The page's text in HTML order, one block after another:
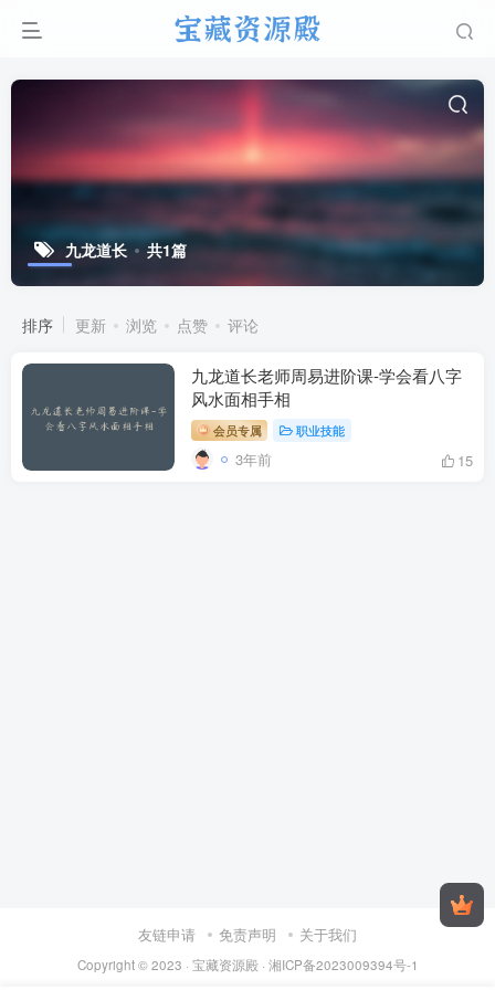
九龙道长 共1篇
排序 更新 浏览 点赞 评论
九龙道长老师周易进阶课-学会看八字
风水面相手相
会员专属 职业技能
3年前 15
友链申请 免责声明 关于我们
Copyright © 2023 · 宝藏资源殿· 湘ICP备2023009394号-1